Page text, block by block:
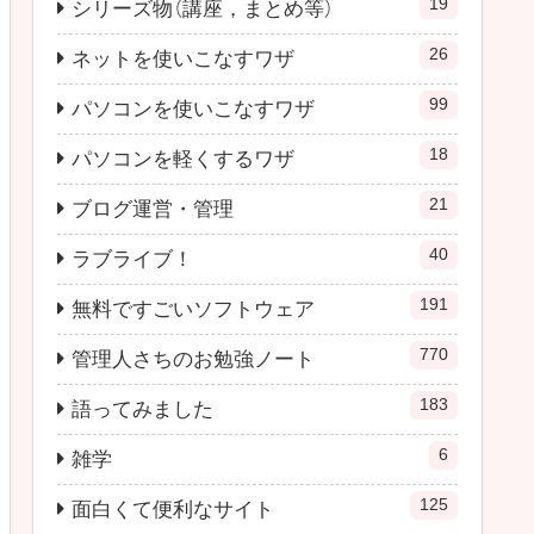
シリーズ物（講座，まとめ等） 19
ネットを使いこなすワザ 26
パソコンを使いこなすワザ 99
パソコンを軽くするワザ 18
ブログ運営・管理 21
ラブライブ！ 40
無料ですごいソフトウェア 191
管理人さちのお勉強ノート 770
語ってみました 183
雑学 6
面白くて便利なサイト 125